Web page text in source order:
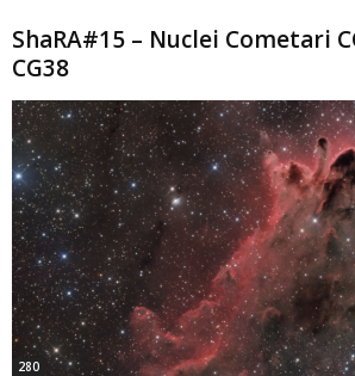
ShaRA#15 – Nuclei Cometari
CG38
280